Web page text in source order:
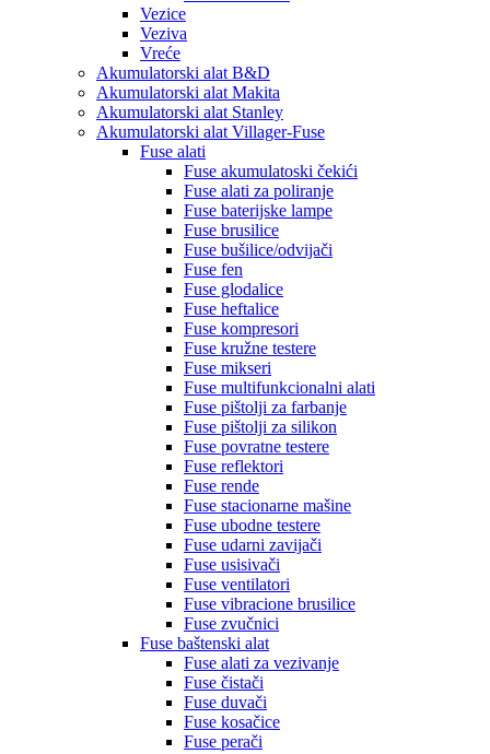
Vezice
Veziva
Vreće
Akumulatorski alat B&D
Akumulatorski alat Makita
Akumulatorski alat Stanley
Akumulatorski alat Villager-Fuse
Fuse alati
Fuse akumulatoski čekići
Fuse alati za poliranje
Fuse baterijske lampe
Fuse brusilice
Fuse bušilice/odvijači
Fuse fen
Fuse glodalice
Fuse heftalice
Fuse kompresori
Fuse kružne testere
Fuse mikseri
Fuse multifunkcionalni alati
Fuse pištolji za farbanje
Fuse pištolji za silikon
Fuse povratne testere
Fuse reflektori
Fuse rende
Fuse stacionarne mašine
Fuse ubodne testere
Fuse udarni zavijači
Fuse usisivači
Fuse ventilatori
Fuse vibracione brusilice
Fuse zvučnici
Fuse baštenski alat
Fuse alati za vezivanje
Fuse čistači
Fuse duvači
Fuse kosačice
Fuse perači